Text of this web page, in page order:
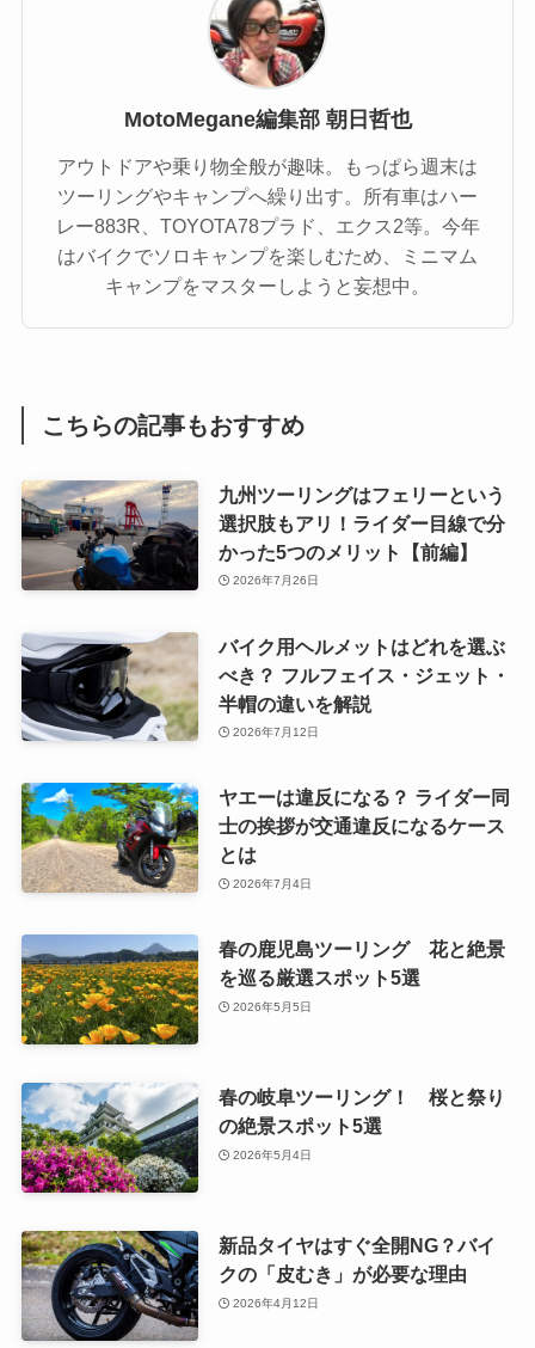
MotoMegane編集部 朝日哲也
アウトドアや乗り物全般が趣味。もっぱら週末は
ツーリングやキャンプへ繰り出す。所有車はハー
レー883R、TOYOTA78プラド、エクス2等。今年
はバイクでソロキャンプを楽しむため、ミニマム
キャンプをマスターしようと妄想中。
こちらの記事もおすすめ
九州ツーリングはフェリーという
選択肢もアリ！ライダー目線で分
かった5つのメリット【前編】
2026年7月26日
バイク用ヘルメットはどれを選ぶ
べき？ フルフェイス・ジェット・
半帽の違いを解説
2026年7月12日
ヤエーは違反になる？ ライダー同
士の挨拶が交通違反になるケース
とは
2026年7月4日
春の鹿児島ツーリング 花と絶景
を巡る厳選スポット5選
2026年5月5日
春の岐阜ツーリング！ 桜と祭り
の絶景スポット5選
2026年5月4日
新品タイヤはすぐ全開NG？バイ
クの「皮むき」が必要な理由
2026年4月12日